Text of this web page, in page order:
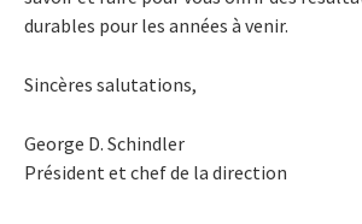
durables pour les années à venir.
Sincères salutations,
George D. Schindler
Président et chef de la direction